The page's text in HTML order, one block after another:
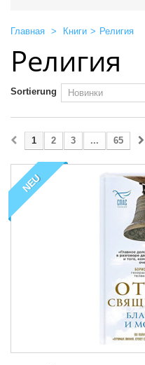
Главная > Книги > Религия
Религия
Sortierung
1 2 3 ... 65
NEU